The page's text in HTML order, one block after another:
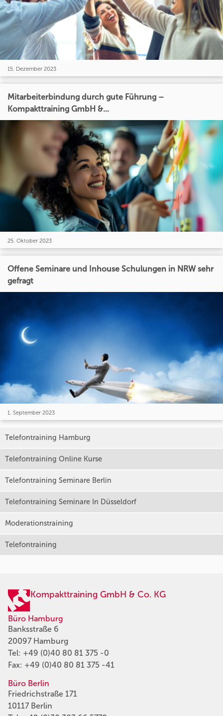
15. Dezember 2023
Mitarbeiterbindung durch gute Führung –
Kompakttraining GmbH &...
25. Oktober 2023
Offene Seminare und Inhouse Schulungen in NRW sehr
gefragt
1. September 2023
Telefontraining Hamburg
Telefontraining Online Kurse
Telefontraining Seminare Berlin
Telefontraining Seminare In Düsseldorf
Moderationstraining
Telefontraining
Kompakttraining GmbH & Co. KG
Büro Hamburg
Banksstraße 6
20097 Hamburg
Tel: +49 (0)40 80 81 375 -0
Fax: +49 (0)40 80 81 375 -41
Büro Berlin
Friedrichstraße 171
10117 Berlin